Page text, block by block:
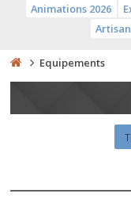
Animations 2026
Equipements